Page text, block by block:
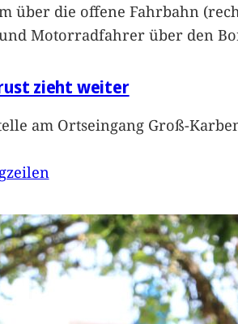
über die offene Fahrbahn
Motorradfahrer über den
zieht weiter
am Ortseingang Groß-